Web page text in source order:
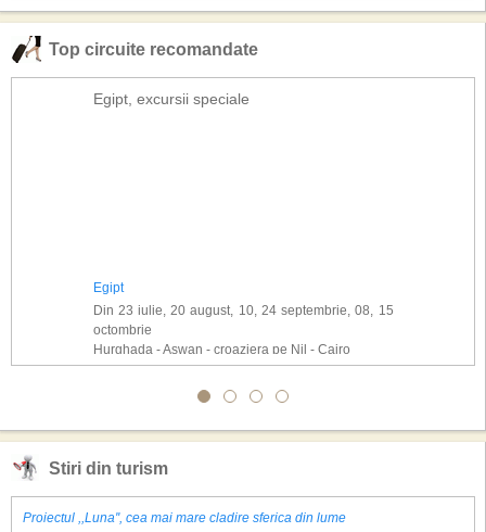
Top circuite recomandate
Egipt, excursii speciale
Egipt
Din 23 iulie, 20 august, 10, 24 septembrie, 08, 15
octombrie
Hurghada - Aswan - croaziera pe Nil - Cairo
Stiri din turism
Proiectul ,,Luna'', cea mai mare cladire sferica din lume